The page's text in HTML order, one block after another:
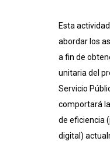
Esta
abordar los
a fin de
unitaria del
Servicio
comportará
de eficiencia
digital)